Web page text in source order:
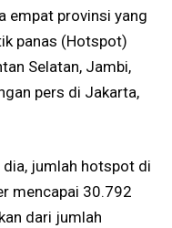
empat provinsi yang
panas (Hotspot)
Selatan, Jambi,
pers di Jakarta,
dia, jumlah hotspot di
mencapai 30.792
dari jumlah